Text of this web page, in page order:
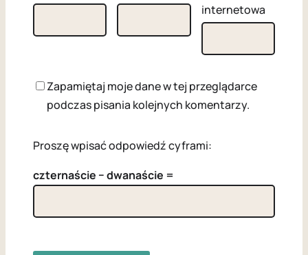
internetowa
Zapamiętaj moje dane w tej przeglądarce
podczas pisania kolejnych komentarzy.
Proszę wpisać odpowiedź cyframi:
czternaście − dwanaście =